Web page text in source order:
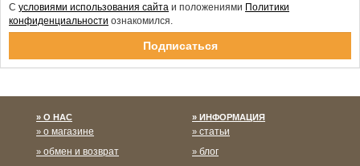
С условиями использования сайта и положениями Политики
конфиденциальности ознакомился.
О НАС
о магазине
обмен и возврат
ИНФОРМАЦИЯ
статьи
блог